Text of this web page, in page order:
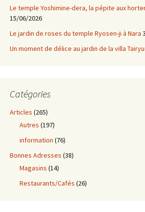
Le temple Yoshimine-dera, la pépite aux
15/06/2026
Le jardin de roses du temple Ryosen-ji à Nara
Un moment de délice au jardin de la villa
Catégories
Articles (265)
Autres (197)
information (76)
Bonnes Adresses (38)
Magasins (14)
Restaurants/Cafés (26)